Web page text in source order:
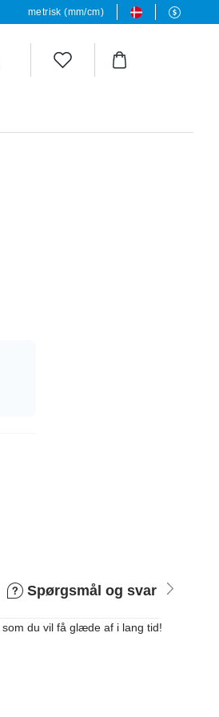
metrisk (mm/cm)
Spørgsmål og svar
du vil få glæde af i lang tid!